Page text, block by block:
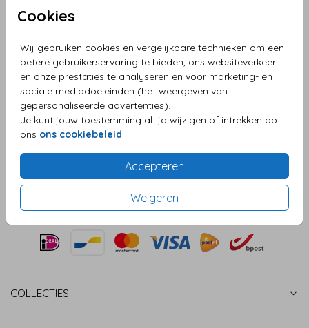
Cookies
Wij gebruiken cookies en vergelijkbare technieken om een
betere gebruikerservaring te bieden, ons websiteverkeer
en onze prestaties te analyseren en voor marketing- en
sociale mediadoeleinden (het weergeven van
gepersonaliseerde advertenties).
Je kunt jouw toestemming altijd wijzigen of intrekken op
ons ons cookiebeleid
Accepteren
Weigeren
208 - Sluitzegel goudfolie hart
Aantal x 25 zegels Prijs: € 6,50
OMSCHRIJVING
Sluitzegels gestanst in de vorm van een gouden hart.
Het hartje maakt deze sluitzegel helemaal af.
per 25 zegels
COLLECTIES